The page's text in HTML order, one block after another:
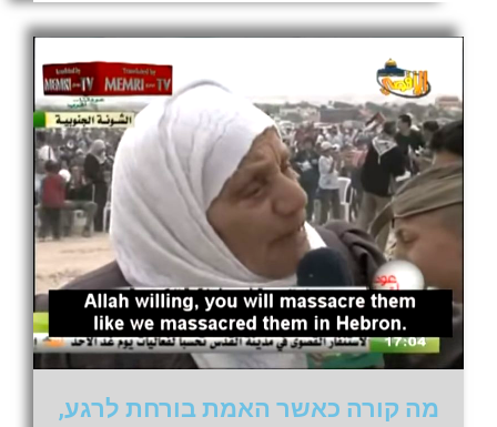
מה קורה כאשר האמת בורחת לרגע,